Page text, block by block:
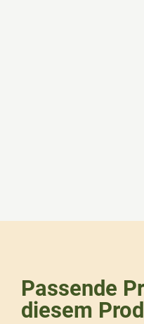
Passende
diesem